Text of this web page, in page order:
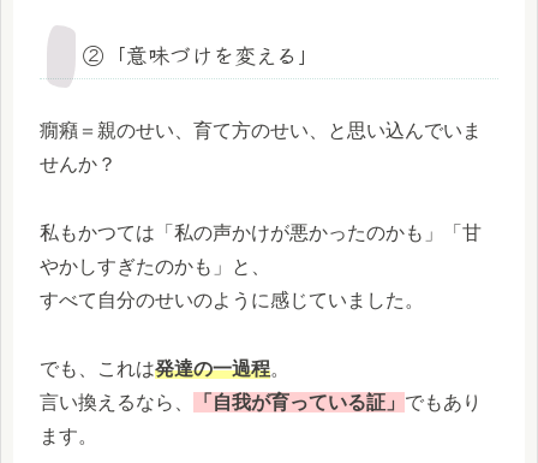
②「意味づけを変える」
癇癪＝親のせい、育て方のせい、と思い込んでいま
せんか？
私もかつては「私の声かけが悪かったのかも」「甘
やかしすぎたのかも」と、
すべて自分のせいのように感じていました。
でも、これは発達の一過程。
言い換えるなら、
「自我が育っている証」 でもあり
ます。